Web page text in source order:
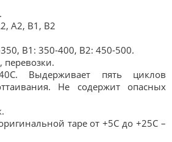
А2, В1, В2
В1: 350-400, В2: 450-500.
перевозки.
Выдерживает пять циклов
Не содержит опасных
таре от +5С до +25С –